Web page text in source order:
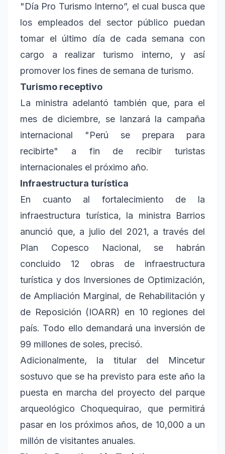
"Día Pro Turismo Interno”, el cual busca que
los empleados del sector público puedan
tomar el último día de cada semana con
cargo a realizar turismo interno, y así
promover los fines de semana de turismo.
Turismo receptivo
La ministra adelantó también que, para el
mes de diciembre, se lanzará la campaña
internacional "Perú se prepara para
recibirte" a fin de recibir turistas
internacionales el próximo año.
Infraestructura turística
En cuanto al fortalecimiento de la
infraestructura turística, la ministra Barrios
anunció que, a julio del 2021, a través del
Plan Copesco Nacional, se habrán
concluido 12 obras de infraestructura
turística y dos Inversiones de Optimización,
de Ampliación Marginal, de Rehabilitación y
de Reposición (IOARR) en 10 regiones del
país. Todo ello demandará una inversión de
99 millones de soles, precisó.
Adicionalmente, la titular del Mincetur
sostuvo que se ha previsto para este año la
puesta en marcha del proyecto del parque
arqueológico Choquequirao, que permitirá
pasar en los próximos años, de 10,000 a un
millón de visitantes anuales.